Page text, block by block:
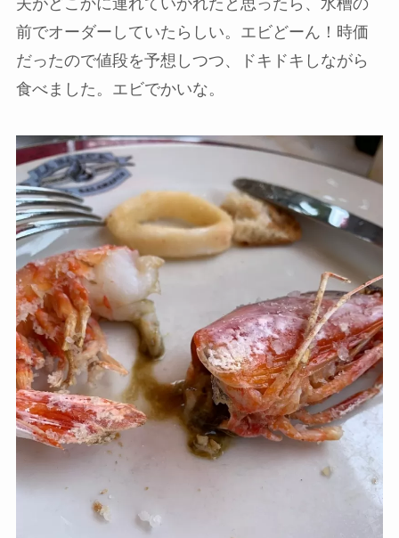
前でオーダーしていたらしい。エビどーん！時価
だったので値段を予想しつつ、ドキドキしながら
食べました。エビでかいな。